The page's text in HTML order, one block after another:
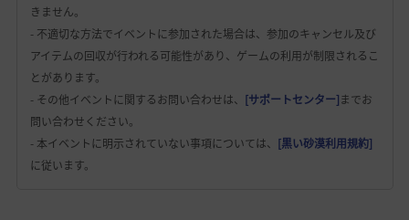
きません。
- 不適切な方法でイベントに参加された場合は、参加のキャンセル及び
アイテムの回収が行われる可能性があり、ゲームの利用が制限されるこ
とがあります。
- その他イベントに関するお問い合わせは、 [サポートセンター]までお
問い合わせください。
- 本イベントに明示されていない事項については、 [黒い砂漠利用規約]
に従います。